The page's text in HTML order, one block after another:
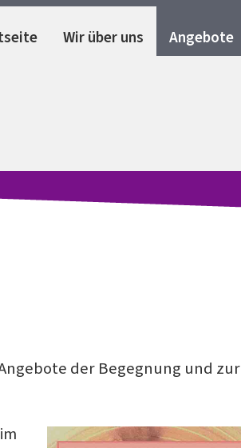
Wir über uns Angebote
der Begegnung und zur